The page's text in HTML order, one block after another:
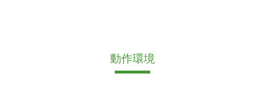
動作環境